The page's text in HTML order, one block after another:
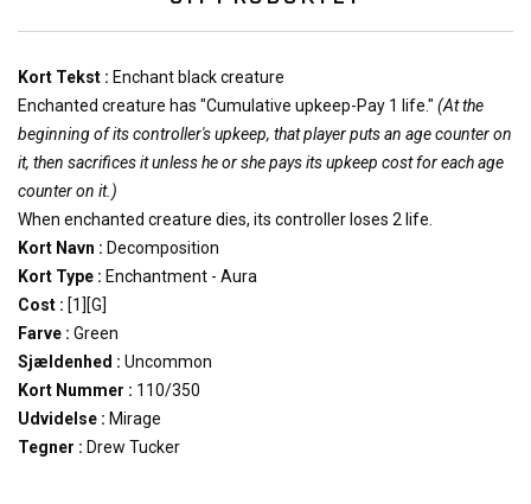
Kort Tekst : Enchant black creature
Enchanted creature has "Cumulative upkeep-Pay 1 life." (At the
beginning of its controller's upkeep, that player puts an age counter on
it, then sacrifices it unless he or she pays its upkeep cost for each age
counter on it.)
When enchanted creature dies, its controller loses 2 life.
Kort Navn : Decomposition
Kort Type : Enchantment - Aura
Cost : [1][G]
Farve : Green
Sjældenhed : Uncommon
Kort Nummer : 110/350
Udvidelse : Mirage
Tegner : Drew Tucker